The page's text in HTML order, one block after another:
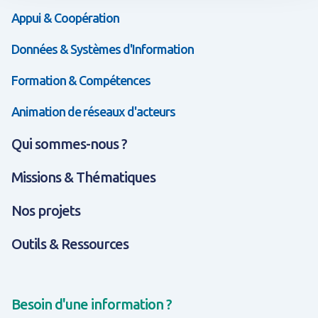
Appui & Coopération
Données & Systèmes d'Information
Formation & Compétences
Animation de réseaux d'acteurs
Qui sommes-nous ?
Missions & Thématiques
Nos projets
Outils & Ressources
Besoin d'une information ?